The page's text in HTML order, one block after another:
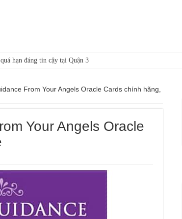
hạn đáng tin cậy tại Quận 3
From Your Angels Oracle Cards chính hãng,
Your Angels Oracle